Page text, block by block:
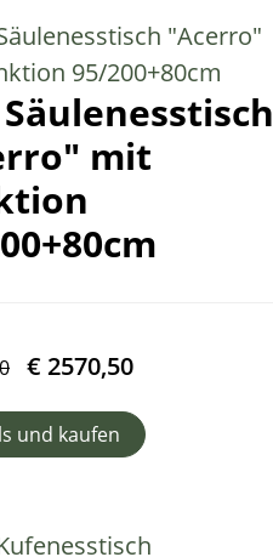
Säulenesstisch
mit
€ 2570,50
und kaufen